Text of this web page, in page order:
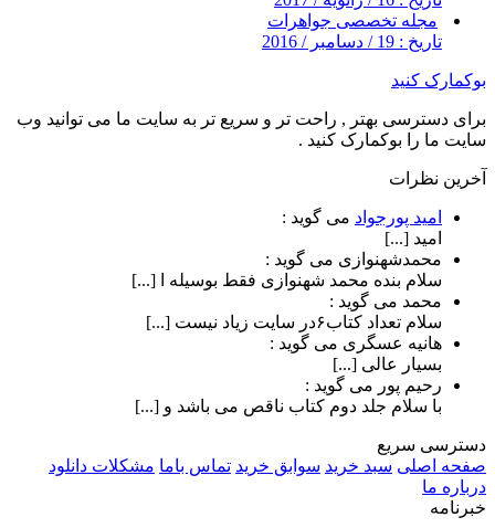
مجله تخصصی جواهرات
تاریخ : 19 / دسامبر / 2016
بوکمارک کنید
برای دسترسی بهتر , راحت تر و سریع تر به سایت ما می توانید وب
سایت ما را بوکمارک کنید .
آخرین نظرات
امید پورجواد می گوید :
امید [...]
محمدشهنوازی می گوید :
سلام بنده محمد شهنوازی فقط بوسیله ا [...]
محمد می گوید :
سلام تعداد کتاب۶در سایت زیاد نیست [...]
هانیه عسگری می گوید :
بسیار عالی [...]
رحیم پور می گوید :
با سلام جلد دوم کتاب ناقص می باشد و [...]
دسترسی سریع
صفحه اصلی سبد خرید سوابق خرید تماس باما مشکلات دانلود
درباره ما
خبرنامه